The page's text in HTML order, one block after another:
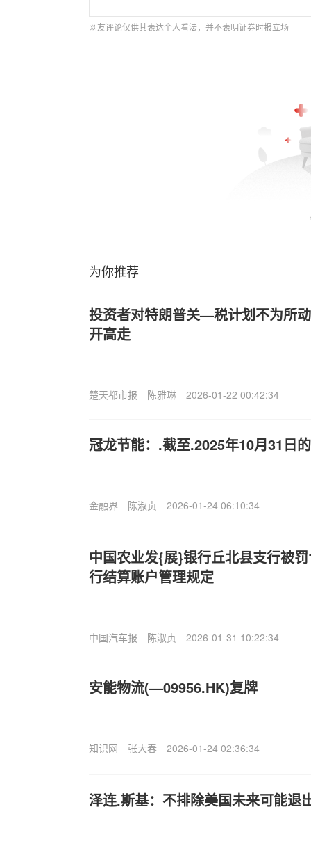
网友评论仅供其表达个人看法，并不表明证券时报立场
为你推荐
投资者对特朗普关—税计划不为所
开高走
楚天都市报 陈雅琳 2026-01-22 00:42:34
冠龙节能：.截至.2025年10月31日
金融界 陈淑贞 2026-01-24 06:10:34
中国农业发{展}银行丘北县支行被
行结算账户管理规定
中国汽车报 陈淑贞 2026-01-31 10:22:34
安能物流(—09956.HK)复牌
知识网 张大春 2026-01-24 02:36:34
泽连.斯基：不排除美国未来可能退